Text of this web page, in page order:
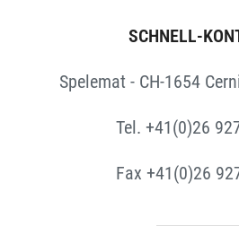
SCHNELL-
Spelemat - CH-1654
Tel. +41(0)26
Fax +41(0)26